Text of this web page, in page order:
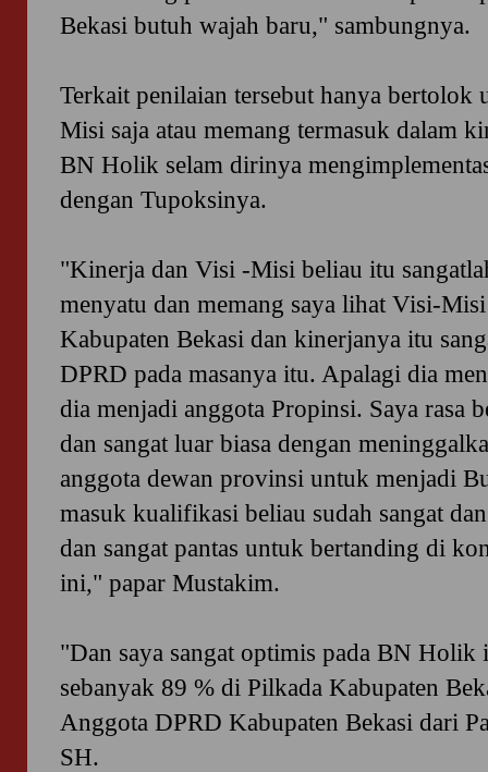
Bekasi butuh wajah baru," sambungnya.
Terkait penilaian tersebut hanya bertolok
Misi saja atau memang termasuk dalam
BN Holik selam dirinya
dengan Tupoksinya.
"Kinerja dan Visi -Misi beliau itu
menyatu dan memang saya lihat Visi-
Kabupaten Bekasi dan kinerjanya itu
DPRD pada masanya itu. Apalagi dia
dia menjadi anggota Propinsi. Saya rasa
dan sangat luar biasa dengan
anggota dewan provinsi untuk menjadi
masuk kualifikasi beliau sudah sangat
dan sangat pantas untuk bertanding di
ini," papar Mustakim.
"Dan saya sangat optimis pada BN Holik
sebanyak 89 % di Pilkada Kabupaten
Anggota DPRD Kabupaten Bekasi dari
SH.